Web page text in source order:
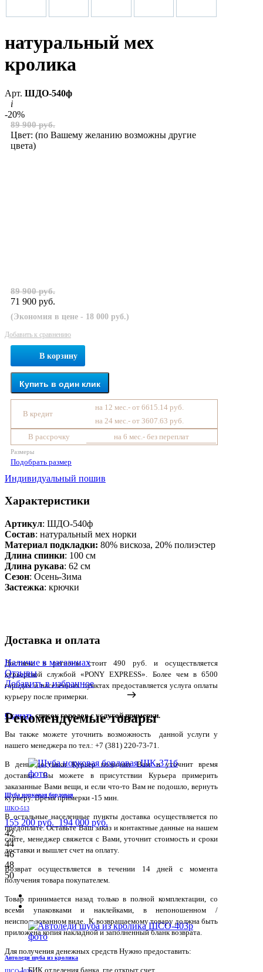
натуральный мех
кролика
Арт. ШДО-540ф
i
-20%
89 900 руб.
Цвет: (по Вашему желанию возможны другие
цвета)
89 900 руб.
71 900 руб.
(Экономия в цене - 18 000 руб.)
Добавить к сравнению
В корзину
Купить в один клик
В кредит
на 12 мес.- от 6615.14 руб.
на 24 мес.- от 3607.63 руб.
В рассрочку
на 6 мес.- без переплат
Размеры
Подобрать размер
Индивидуальный пошив
Характеристики
Артикул: ШДО-540ф
Состав: натуральный мех норки
Материал подкладки: 80% вискоза, 20% полиэстер
Длина спинки: 100 см
Длина рукава: 62 см
Сезон: Осень-Зима
Застежка: крючки
Доставка и оплата
Доставка в регионы стоит 490 руб. и осуществляется
курьерской службой «PONY EXPRESS». Более чем в 6500
городах и населенных пунктах предоставляется услуга оплаты
курьеру после примерки.
Скачатьсписок городов с услугой примерки.
Вы также можете уточнить возможность данной услуги у
нашего менеджера по тел.: +7 (381) 220-73-71.
В день доставки Курьер позвонит Вам и уточнит время
доставки. Вы можете в присутствии Курьера примерить
заказанные Вами вещи, и если что-то Вам не подошло, вернуть
курьеру. Время примерки -15 мин.
В остальные населенные пункты доставка осуществляется по
предоплате. Оставьте Ваш заказ и контактные данные на нашем
сайте, менеджер свяжется с Вами, уточнит стоимость и сроки
доставки и вышлет счет на оплату.
Возврат осуществляется в течении 14 дней с момента
получения товара покупателем.
Товар принимается назад только в полной комплектации, со
всеми упаковками и наклейками, в непоношенном /
неиспользованном виде. К возвращаемому товару должна быть
приложена копия накладной и заполненный бланк возврата.
Для получения денежных средств Нужно предоставить:
БИК отделения банка, где открыт счет
Наличие в магазинах
Отзывы
Добавить в избранное
Рекомендуемые товары
Шуба норковая бордовая
ШКО-513
155 200 руб. 194 000 руб.
42
44
46
48
50
Автоледи шуба из кролика